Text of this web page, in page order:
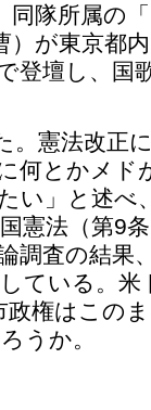
同隊所属の
が東京都
登壇し、国
。憲法改正
何とかメド
い」と述べ
憲法（第9
調査の結果
ている。
権はこの
うか。